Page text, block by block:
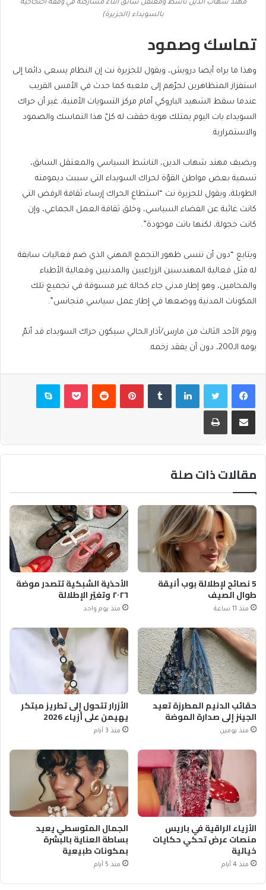
مهند شهاب الدين ناشط ومعتقل سابق أثناء مشاركته في وقفة احتجاجية
بالسويداء (الجزيرة)
تماسك وصمود
وهذا ما يراه أيضا درويش، ويقول للجزيرة نت إن النظام يسعى دائما إلى
استفزاز المتظاهرين لجرّهم إلى ملعبه كما حدث في الأمس القريب
عندما سقط الشهيد الباروكي أمام مركز التسويات الأمنية، غير أن حراك
السويداء بات اليوم يمتلك هوية حققت له كلّ هذا التماسك والصمود
والاستمرارية.
ويضيف مهند شهاب الدين، الناشط السياسي والمعتقل السابق،
تسمية بعض مواطن القوّة لحراك السويداء التي سببت ديمومته
الطويلة، ويقول للجزيرة نت “استطاع الحراك إرساء ثقافة الرفض التي
كانت غائبة عن الفضاء السياسي، وخلق ثقافة العمل الجماعي، وإن
كانت خجولة، لكنها باتت موجودة”.
ويتابع “دون أن ننسى ظهور التجمع المهني الذي ضم فعاليات سابقة
له مثل فعالية المهندسين الزراعيين والمدنيين وفعالية الأطباء
والمحامين، وهو إطار مدني جاء كحالة غير مسبوقة في تجميع تلك
المكونات المدنية ووضعها في إطار عمل سياسي متجانس”.
ويوم الأحد الثالث من مارس/آذار الحالي سيكون حراك السويداء قد أتمّ
يومه الـ200، دون أن يفقد زخمه.
فيسبوكتويتر لينكدإن بينتيريست بوكيت سكايب
مشاركة عبر البريد طباعة
مقالات ذات صلة
5 نصائح لإطلالة بوب أنيقة
طوال الصيف
منذ 11 ساعة
الأحذية الشبكية تتصدر موضة
٢٠٢٦ وتغيّر الإطلالة
منذ يوم واحد
حقائب الدنيم المطرزة تعيد
الجينز إلى صدارة الموضة
منذ يومين
الأزرار تتحول إلى تطريز مبتكر
يهيمن على أزياء 2026
منذ 3 أيام
الأزياء الراقية في باريس
منصات عرض تحكي حكايات
خيالية
منذ 4 أيام
الجمال المتوسطي يعيد
بساطة العناية بالبشرة
بمكونات طبيعية
منذ 5 أيام